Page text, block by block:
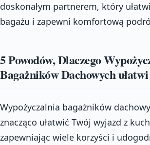
doskonałym partnerem, który
bagażu i zapewni komfortową
5 Powodów, Dlaczego
Bagażników Dachowych
Wypożyczalnia bagażników
znacząco ułatwić Twój wyjazd z
zapewniając wiele korzyści i